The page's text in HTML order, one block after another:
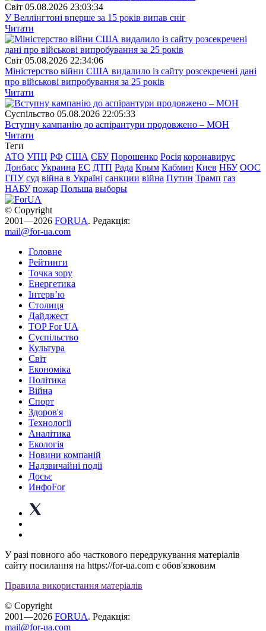
Свiт 05.08.2026 23:03:34
У Веллінгтоні вперше за 15 років випав сніг
Читати
Свiт 05.08.2026 22:34:06
Міністерство війни США видалило із сайту розсекречені дані
про військові випробування за 25 років
Читати
Суспiльство 05.08.2026 22:05:33
Вступну кампанію до аспірантури продовжено – МОН
Читати
Теги
АТО УПЦ РФ США СБУ Порошенко Росія коронавирус
Донбасс Украина ЕС ДТП Рада Крым Кабмин Киев НБУ ООС
ГПУ суд війна в Україні санкции війна Путин Трамп газ
НАБУ пожар Польша выборы
© Copyright
2001—2026 FORUA. Редакція:
mail@for-ua.com
Головне
Рейтинги
Точка зору
Енергетика
Інтерв’ю
Столиця
Дайджест
TOP For UA
Суспiльство
Культура
Світ
Економіка
Політика
Війна
Спорт
Здоров'я
Технології
Аналітика
Екологія
Новини компаній
Надзвичайні події
Досьє
ИнфоFor
У разі повного або часткового передрукування матеріалів
сайту посилання на https://for-ua.com є обов'язковим
Правила використання матеріалів
© Copyright
2001—2026 FORUA. Редакція:
mail@for-ua.com